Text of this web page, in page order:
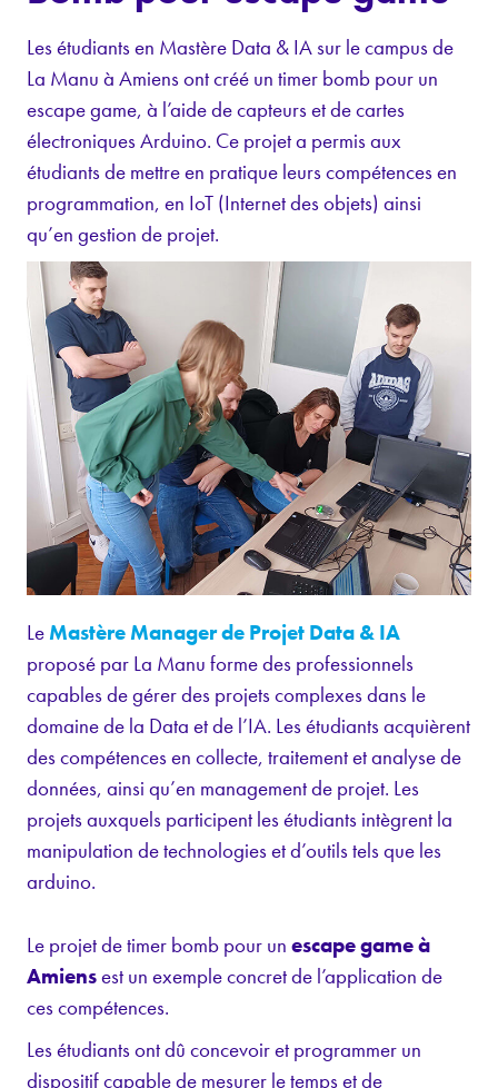
Les étudiants en Mastère Data & IA sur le campus de
La Manu à Amiens ont créé un timer bomb pour un
escape game, à l’aide de capteurs et de cartes
électroniques Arduino. Ce projet a permis aux
étudiants de mettre en pratique leurs compétences en
programmation, en IoT (Internet des objets) ainsi
qu’en gestion de projet.
LeMastère Manager de Projet Data & IA
proposé par La Manu forme des professionnels
capables de gérer des projets complexes dans le
domaine de la Data et de l’IA. Les étudiants acquièrent
des compétences en collecte, traitement et analyse de
données, ainsi qu’en management de projet. Les
projets auxquels participent les étudiants intègrent la
manipulation de technologies et d’outils tels que les
arduino.
Le projet de timer bomb pour un escape game à
Amiensest un exemple concret de l’application de
ces compétences.
Les étudiants ont dû concevoir et programmer un
dispositif capable de mesurer le temps et de